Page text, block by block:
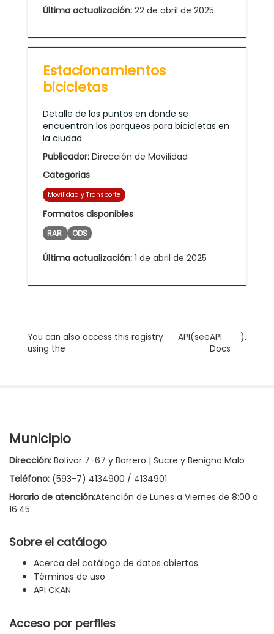
Última actualización: 22 de abril de 2025
Estacionamientos
bicicletas
Detalle de los puntos en donde se
encuentran los parqueos para bicicletas en
la ciudad
Publicador: Dirección de Movilidad
Categorias
Movilidad y Transporte
Formatos disponibles
RAR ODS
Última actualización: 1 de abril de 2025
You can also access this registry
using the
API(seeAPI
Docs
).
Municipio
Dirección: Bolívar 7-67 y Borrero | Sucre y Benigno Malo
Teléfono: (593-7) 4134900 / 4134901
Horario de atención:Atención de Lunes a Viernes de 8:00 a
16:45
Sobre el catálogo
Acerca del catálogo de datos abiertos
Términos de uso
API CKAN
Acceso por perfiles